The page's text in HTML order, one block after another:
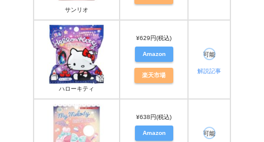
サンリオ
ハローキティ
¥629円(税込)
Amazon
楽天市場
可能
解説記事
¥638円(税込)
Amazon 可能